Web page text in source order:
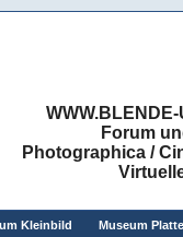
Forum
Photographica /
Kleinbild Museum